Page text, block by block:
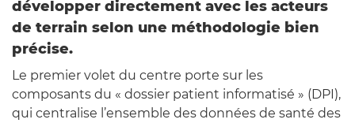
développer directement avec les acteurs
de terrain selon une méthodologie bien
précise.
Le premier volet du centre porte sur les
composants du « dossier patient informatisé » (DPI),
qui centralise l’ensemble des données de santé des